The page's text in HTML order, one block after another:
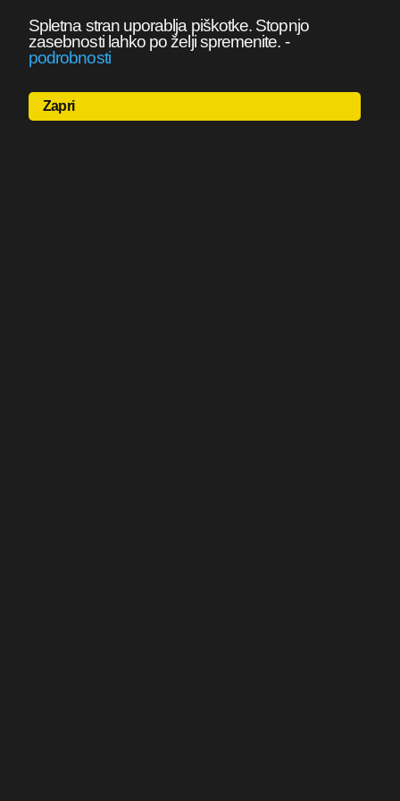
Spletna stran uporablja piškotke. Stopnjo
zasebnosti lahko po želji spremenite. -
podrobnosti
Zapri